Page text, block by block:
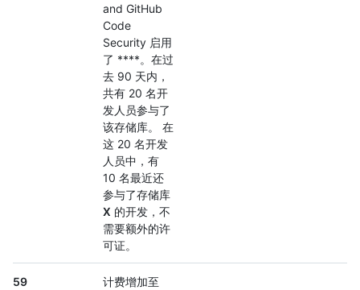
and GitHub
Code
Security 启用
了 ****。在过
去 90 天内，
共有 20 名开
发人员参与了
该存储库。 在
这 20 名开发
人员中，有
10 名最近还
参与了存储库
X 的开发，不
需要额外的许
可证。
59
计费增加至